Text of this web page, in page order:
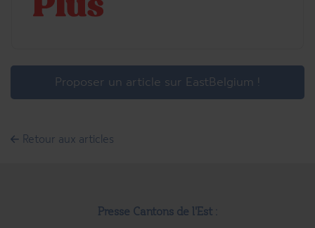
Proposer un article sur EastBelgium !
Retour aux articles
Presse Cantons de l'Est :